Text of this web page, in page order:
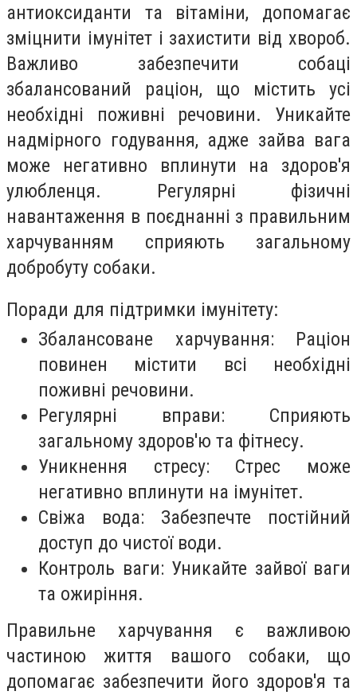
антиоксиданти та вітаміни, допомагає
зміцнити імунітет і захистити від хвороб.
Важливо забезпечити собаці
збалансований раціон, що містить усі
необхідні поживні речовини. Уникайте
надмірного годування, адже зайва вага
може негативно вплинути на здоров'я
улюбленця. Регулярні фізичні
навантаження в поєднанні з правильним
харчуванням сприяють загальному
добробуту собаки.
Поради для підтримки імунітету:
Збалансоване харчування: Раціон
повинен містити всі необхідні
поживні речовини.
Регулярні вправи: Сприяють
загальному здоров'ю та фітнесу.
Уникнення стресу: Стрес може
негативно вплинути на імунітет.
Свіжа вода: Забезпечте постійний
доступ до чистої води.
Контроль ваги: Уникайте зайвої ваги
та ожиріння.
Правильне харчування є важливою
частиною життя вашого собаки, що
допомагає забезпечити його здоров'я та